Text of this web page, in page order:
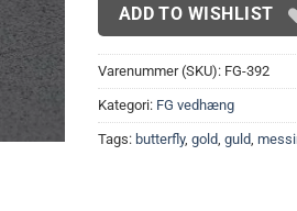
ADD TO WISHLIST
Varenummer (SKU): FG-392
Kategori: FG vedhæng
Tags: butterfly, gold guld